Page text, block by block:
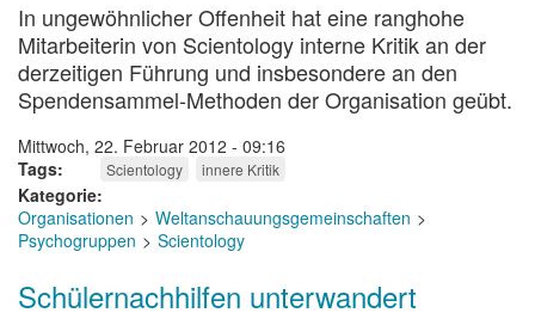
In ungewöhnlicher Offenheit hat eine ranghohe
Mitarbeiterin von Scientology interne Kritik an der
derzeitigen Führung und insbesondere an den
Spendensammel-Methoden der Organisation geübt.
Mittwoch, 22. Februar 2012 - 09:16
Tags
Scientology innere Kritik
Kategorie
Organisationen
Weltanschauungsgemeinschaften
Psychogruppen
Scientology
Schülernachhilfen unterwandert